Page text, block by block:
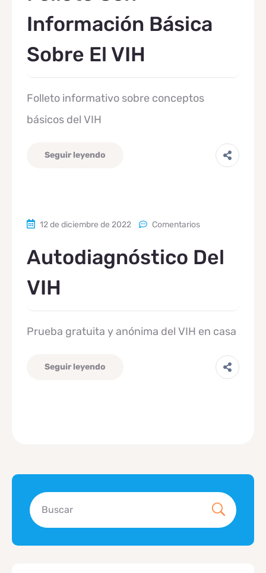
Información Básica
Sobre El VIH
Folleto informativo sobre conceptos
básicos del VIH
Seguir leyendo
12 de diciembre de 2022 Comentarios
Autodiagnóstico Del
VIH
Prueba gratuita y anónima del VIH en casa
Seguir leyendo